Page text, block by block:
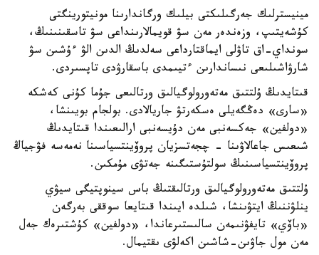
مينيسترلىك جەرگىلىكتى بيلىك ورگاندارىنا مونيتورينگتى
كۇشەيتىپ، وزەندەر مەن سۋ قويمالارىنداعى سۋ تاسقىنىنىڭ،
سونداي-اق تاۋلى ايماقتارداعى سەلدىڭ الدىن الۋ ءۇشىن سۋ
شارۋاشىلىعى نىساندارىن ءتيىمدى باسقارۋدى تاپسىردى.
قىتايدىڭ ۇلتتىق مەتەورولوگيالىق ورتالىعى جۇما كۇنى كەشكە
«سارى» دەڭگەيلى ەسكەرتۋ جاريالادى. بولجام بويىنشا،
«دولفين» جەكسەنبى مەن دۇيسەنبى ارالىعىندا قىتايدىڭ
شىعىس جاعالاۋىنا - چجەتسزيان پروۆينتسياسىنا نەمەسە فۋجياڭ
پروۆينتسياسىنىڭ سولتۇستىگىنە جەتۋى مۇمكىن.
ۇلتتىق مەتەورولوگيالىق ورتالىقتىڭ باس سينوپتيگى سيۋي
ينلۋننىڭ ايتۋىنشا، شىلدە ايىندا قىتايعا سوققى بەرگەن
«باۆي» تايفۋنىمەن سالىستىرعاندا، «دولفين» كۇشتىرەك جەل
مەن مول جاۋىن-شاشىن اكەلۋى ىقتيمال.